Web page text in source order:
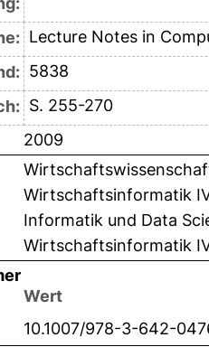
Lecture Notes in
5838
S. 255-270
2009
Wirtschaftsinformatik
Informatik und Data
Wirtschaftsinformatik
Wert
10.1007/978-3-642-